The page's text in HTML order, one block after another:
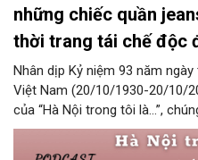
những chiếc quần
thời trang tái chế độc
Nhân dịp Kỷ niệm 93 năm
Việt Nam (20/10/1930-20/10/
của “Hà Nội trong tôi là…”,
với một vị khách mời đặc biệt,
chiếc quần jeans cũ thành